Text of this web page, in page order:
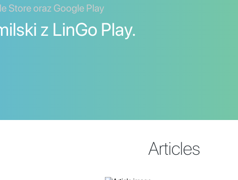
Store oraz Google Play
z LinGo Play.
Articles